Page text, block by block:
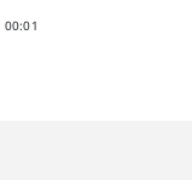
00:01